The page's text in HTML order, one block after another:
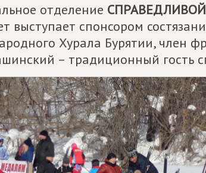
отделение
выступает спонсором
Хурала Бурятии, член
– традиционный гость